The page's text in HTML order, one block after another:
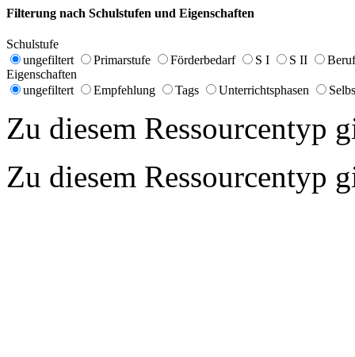
Filterung nach Schulstufen und Eigenschaften
Schulstufe
ungefiltert
Primarstufe Förderbedarf S I S II
Eigenschaften
ungefiltert
Empfehlung Tags Unterrichtsphasen
Zu diesem Ressourcentyp
Zu diesem Ressourcentyp